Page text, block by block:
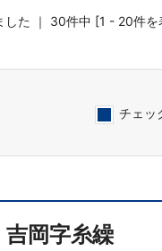
した ｜ 30件中 [1 - 20件を
チェッ
吉岡字糸繰